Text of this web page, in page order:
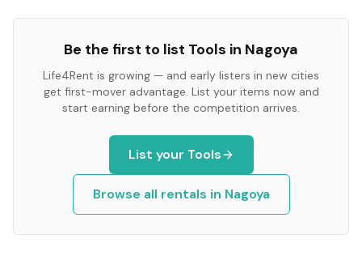
Be the first to list Tools in Nagoya
Life4Rent is growing — and early listers in new cities
get first-mover advantage. List your items now and
start earning before the competition arrives.
List your Tools
Browse all rentals in Nagoya